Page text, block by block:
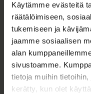
Käytämme evästeitä
räätälöimiseen,
tukemiseen ja
jaamme sosiaalisen
alan
sivustoamme.
tietoja muihin
kerätty, kun olet